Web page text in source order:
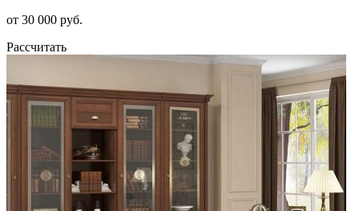
от 30 000 руб.
Рассчитать